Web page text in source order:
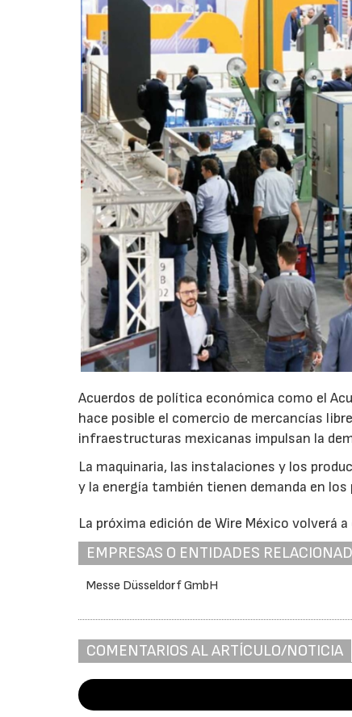
Acuerdos de política económica como el
hace posible el comercio de mercancías
infraestructuras mexicanas impulsan la
La maquinaria, las instalaciones y los
y la energía también tienen demanda en
La próxima edición de Wire México volverá
EMPRESAS O ENTIDADES
Messe Düsseldorf GmbH
COMENTARIOS AL ARTÍCULO/NOTICIA